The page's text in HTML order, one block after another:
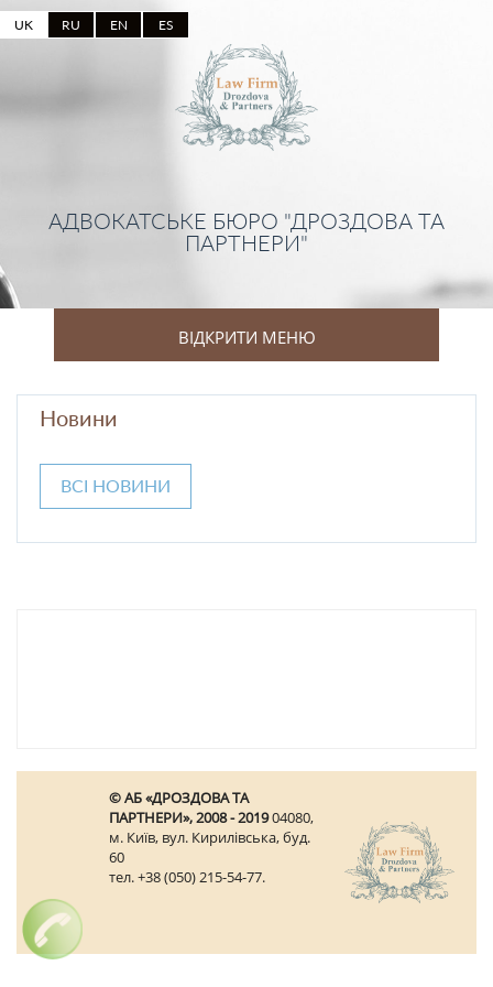
UK RU EN ES
АДВОКАТСЬКЕ БЮРО "ДРОЗДОВА ТА
ПАРТНЕРИ"
ВІДКРИТИ МЕНЮ
Новини
ВСІ НОВИНИ
© АБ «ДРОЗДОВА ТА
ПАРТНЕРИ», 2008 - 201904080,
м. Київ, вул. Кирилівська, буд.
60
тел. +38 (050) 215-54-77.